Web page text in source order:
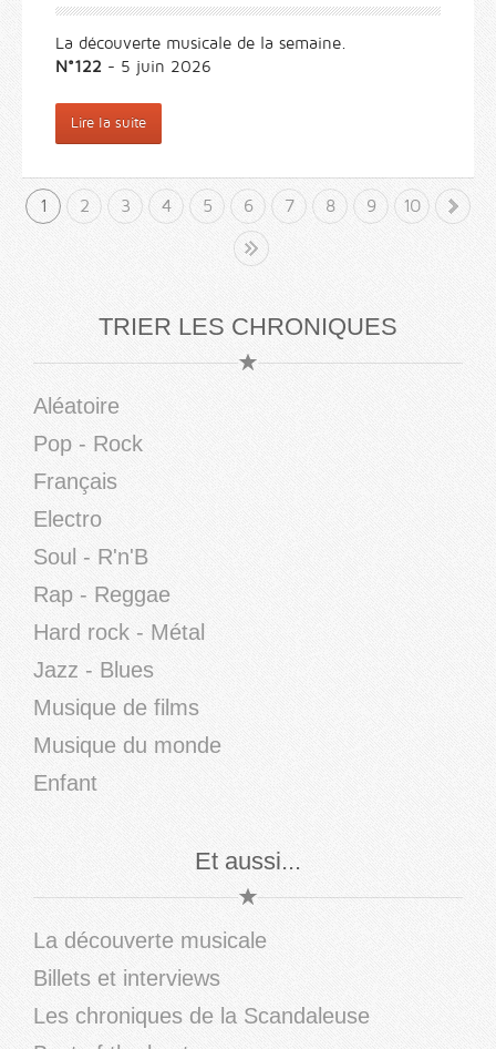
La découverte musicale de la semaine.
N°122 - 5 juin 2026
Lire la suite
1 2 3 4 5 6 7 8 9 10
»
TRIER LES CHRONIQUES
Aléatoire
Pop - Rock
Français
Electro
Soul - R'n'B
Rap - Reggae
Hard rock - Métal
Jazz - Blues
Musique de films
Musique du monde
Enfant
Et aussi...
La découverte musicale
Billets et interviews
Les chroniques de la Scandaleuse